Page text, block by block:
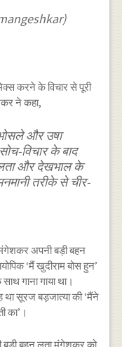
करने के विचार से पूरी
ने कहा,
और उषा
विचार के बाद
और देखभाल के
तरीके से चीर-
अपनी बड़ी बहन
‘मैं खुदीराम बोस हुन’
गाना गाया था।
था सूरज बड़जात्या की ‘मैंने
का’।